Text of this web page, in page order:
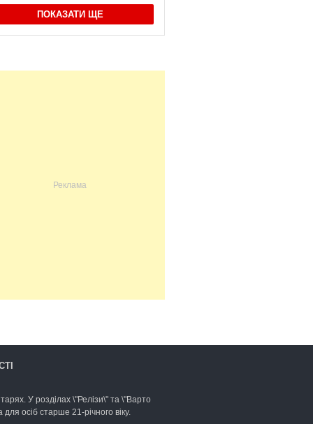
ПОКАЗАТИ ЩЕ
У розділах \"Релізи\" та \"Варто
осіб старше 21-річного віку.